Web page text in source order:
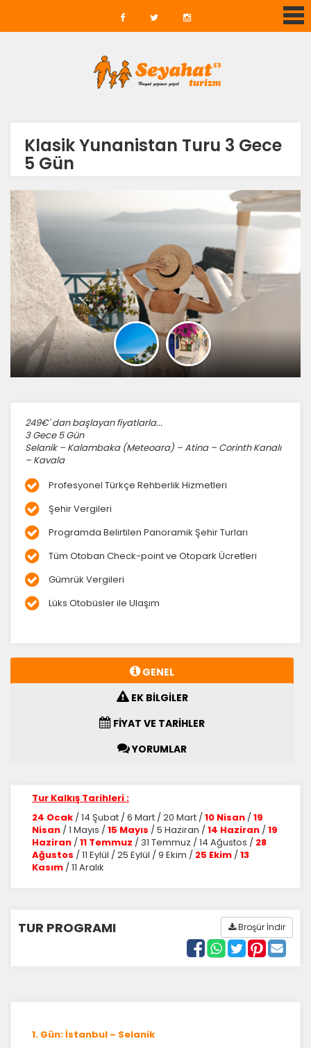
Klasik Yunanistan Turu 3 Gece
5 Gün
249€' dan başlayan fiyatlarla...
3 Gece 5 Gün
Selanik – Kalambaka (Meteoara) – Atina – Corinth Kanalı
– Kavala
Profesyonel Türkçe Rehberlik Hizmetleri
Şehir Vergileri
Programda Belirtilen Panoramik Şehir Turları
Tüm Otoban Check-point ve Otopark Ücretleri
Gümrük Vergileri
Lüks Otobüsler ile Ulaşım
GENEL
EK BİLGİLER
FİYAT VE TARİHLER
YORUMLAR
Tur Kalkış Tarihleri :
24 Ocak / 14 Şubat / 6 Mart / 20 Mart /10 Nisan /19
Nisan / 1 Mayıs /15 Mayıs / 5 Haziran /14 Haziran /19
Haziran /11 Temmuz / 31 Temmuz / 14 Ağustos / 28
Ağustos / 11 Eylül / 25 Eylül / 9 Ekim / 25 Ekim /13
Kasım / 11 Aralık
TUR PROGRAMI Broşür İndir
1. Gün: İstanbul – Selanik